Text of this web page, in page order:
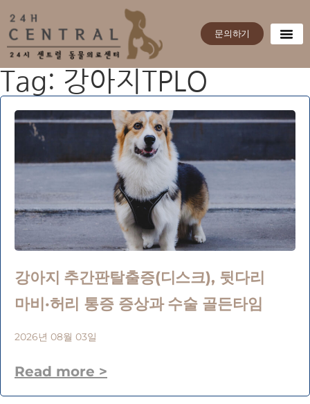
문의하기
Tag: 강아지TPLO
강아지 추간판탈출증(디스크), 뒷다리
마비·허리 통증 증상과 수술 골든타임
2026년 08월 03일
Read more >